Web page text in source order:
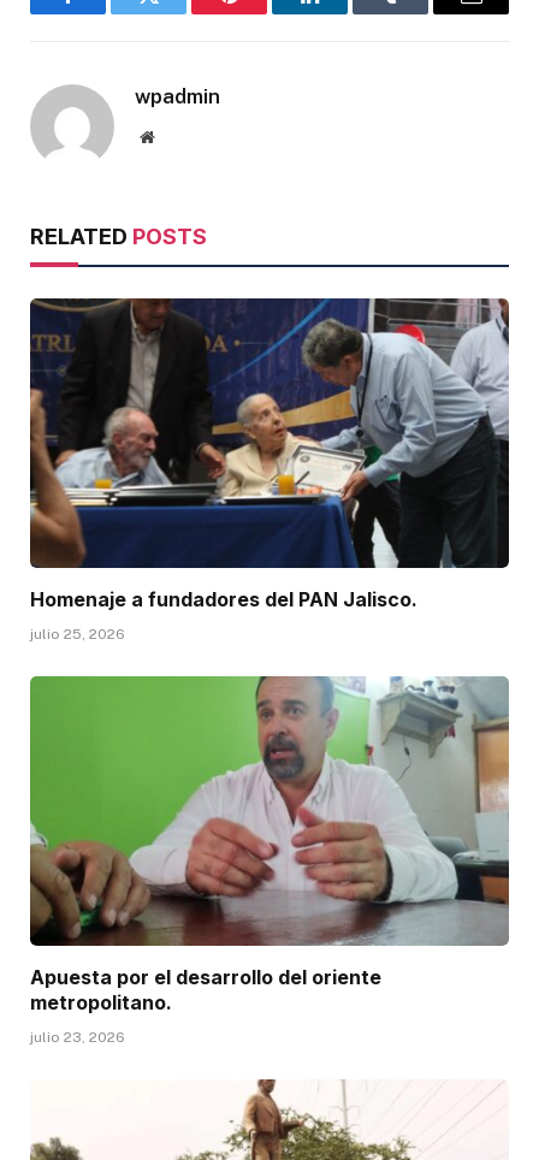
FacebookTwitter Pinterest LinkedInTumblr Email
wpadmin
Website
RELATED POSTS
Homenaje a fundadores del PAN Jalisco.
julio 25, 2026
Apuesta por el desarrollo del oriente
metropolitano.
julio 23, 2026